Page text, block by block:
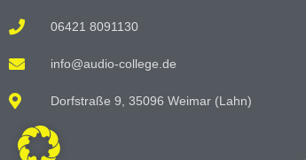
06421 8091130
info@audio-college.de
Dorfstraße 9, 35096 Weimar (Lahn)